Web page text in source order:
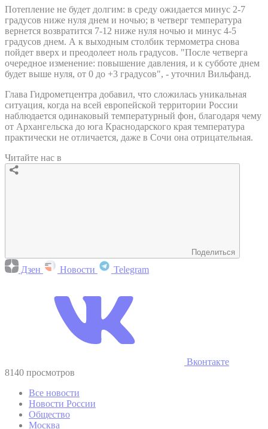
Потепление не будет долгим: в среду ожидается минус 2-7
градусов ниже нуля днем и ночью; в четверг температура
вернется возвратится 7-12 ниже нуля ночью и минус 4-5
градусов днем. А к выходным столбик термометра снова
пойдет вверх и преодолеет ноль градусов. "После четверга
очередное изменение: повышение давления, и к субботе днем
будет выше нуля, от 0 до +3 градусов", - уточнил Вильфанд.
Глава Гидрометцентра добавил, что сложилась уникальная
ситуация, когда на всей европейской территории России
наблюдается одинаковый температурный фон, благодаря чему
от Архангельска до юга Краснодарского края температура
практически не отличается, даже в Сочи она отрицательная.
Читайте нас в
Поделиться
Дзен Новости Telegram
Вконтакте
8140 просмотров
Все новости
Новости России
Общество
Москва